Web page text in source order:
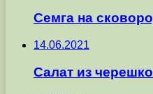
Семга на
14.06.2021
Салат из